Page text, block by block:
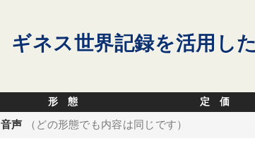
ギネス世界記録を活用し
形 態 定 価
音声 （どの形態でも内容は同じです）